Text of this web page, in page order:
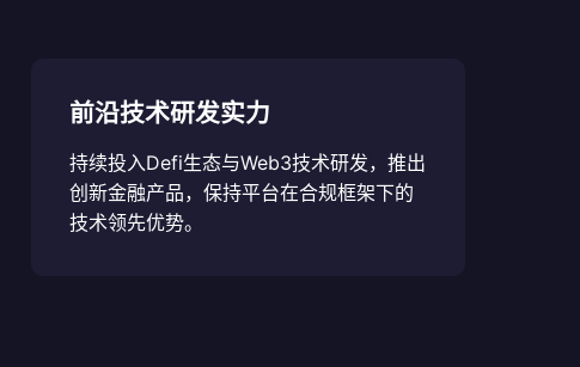
前沿技术研发实力
持续投入Defi生态与Web3技术研发，推出
创新金融产品，保持平台在合规框架下的
技术领先优势。